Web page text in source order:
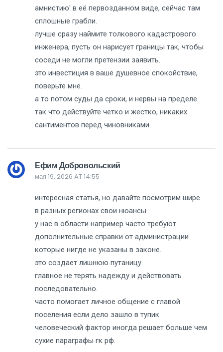
амнистию' в её первозданном виде, сейчас там
сплошные грабли.
лучше сразу наймите толкового кадастрового
инженера, пусть он нарисует границы так, чтобы
соседи не могли претензии заявить.
это инвестиция в ваше душевное спокойствие,
поверьте мне.
а то потом суды да сроки, и нервы на пределе.
так что действуйте четко и жестко, никаких
сантиментов перед чиновниками.
Ефим Добровольский
мая 19, 2026 AT 14:55
интересная статья, но давайте посмотрим шире.
в разных регионах свои нюансы.
у нас в области например часто требуют
дополнительные справки от администрации
которые нигде не указаны в законе.
это создает лишнюю путаницу.
главное не терять надежду и действовать
последовательно.
часто помогает личное общение с главой
поселения если дело зашло в тупик.
человеческий фактор иногда решает больше чем
сухие параграфы гк рф.